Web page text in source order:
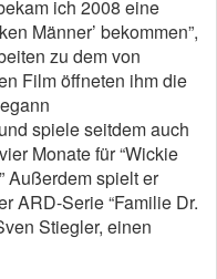
ich 2008 eine
Männer’ bekommen”,
zu dem von
Film öffneten ihm die
spiele seitdem auch
Monate für “Wickie
Außerdem spielt er
ARD-Serie “Familie Dr.
Stiegler, einen